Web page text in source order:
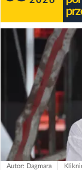
Autor: Dagmara